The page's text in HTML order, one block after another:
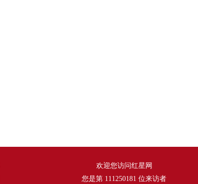
欢迎您访问红星网
您是第 111250181 位来访者